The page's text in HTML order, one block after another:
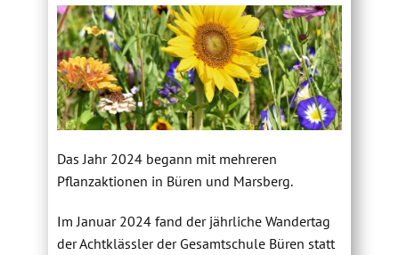
Das Jahr 2024 begann mit mehreren
Pflanzaktionen in Büren und Marsberg.
Im Januar 2024 fand der jährliche Wandertag
der Achtklässler der Gesamtschule Büren statt